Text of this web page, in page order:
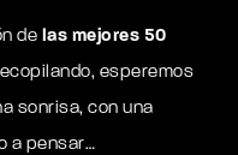
de las mejores 50
esperemos
sonrisa, con una
a pensar…